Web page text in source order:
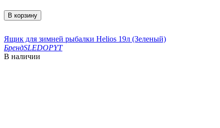
В корзину
Ящик для зимней рыбалки Helios 19л (Зеленый)
БрендSLEDOPYT
В наличии